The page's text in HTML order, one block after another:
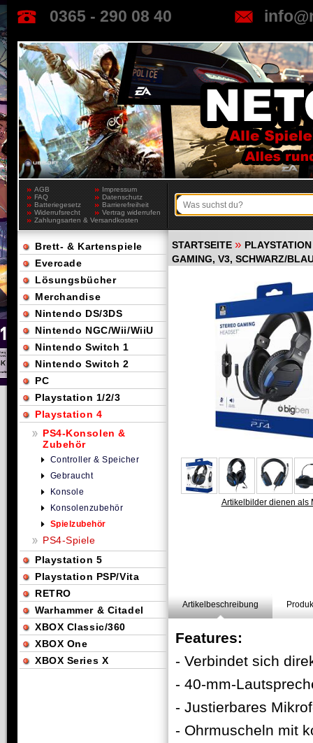
0365 - 290 08 40
AGB
Impressum
FAQ
Datenschutz
Batteriegesetz
Barrierefreiheit
Widerrufsrecht
Vertrag widerrufen
Zahlungsarten & Versandkosten
STARTSEITE »
GAMING, V3, SCHWARZ/
Artikelbilder dienen als
Artikelbeschreibung
Features:
- Verbindet sich
- 40-mm-
- Justierbares
- Ohrmuscheln mit
Brett- & Kartenspiele
Evercade
Lösungsbücher
Merchandise
Nintendo DS/3DS
Nintendo NGC/Wii/WiiU
Nintendo Switch 1
Nintendo Switch 2
PC
Playstation 1/2/3
Playstation 4
PS4-Konsolen &
Zubehör
Controller & Speicher
Gebraucht
Konsole
Konsolenzubehör
Spielzubehör
PS4-Spiele
Playstation 5
Playstation PSP/Vita
RETRO
Warhammer & Citadel
XBOX Classic/360
XBOX One
XBOX Series X